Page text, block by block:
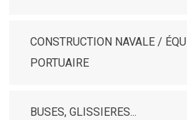
CONSTRUCTION NAVALE /
PORTUAIRE
BUSES, GLISSIERES...